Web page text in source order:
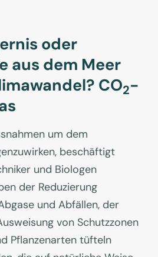
oder
aus dem Meer
CO2-
um dem
beschäftigt
und Biologen
der Reduzierung
und Abfällen, der
von Schutzzonen
Pflanzenarten tüfteln